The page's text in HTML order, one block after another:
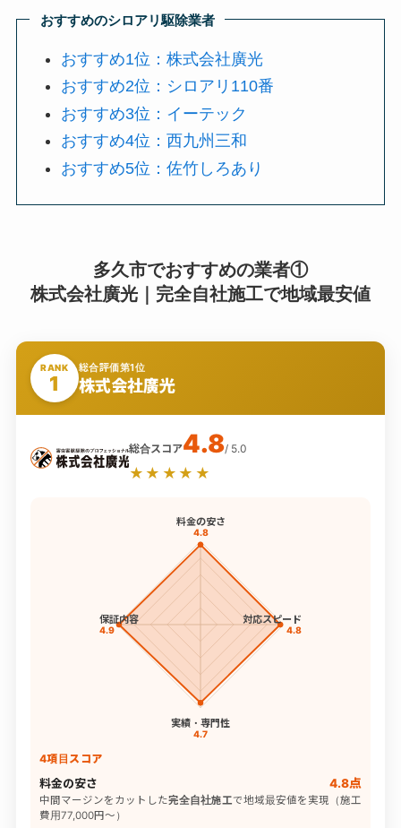
おすすめのシロアリ駆除業者
おすすめ1位：株式会社廣光
おすすめ2位：シロアリ110番
おすすめ3位：イーテック
おすすめ4位：西九州三和
おすすめ5位：佐竹しろあり
多久市でおすすめの業者①
株式会社廣光｜完全自社施工で地域最安値
RANK
1
総合評価第1位
株式会社廣光
総合スコア4.8/ 5.0
★★★★★
料金の安さ
4.8
対応スピード
4.8
実績・専門性
4.7
保証内容
4.9
4項目スコア
料金の安さ 4.8点
中間マージンをカットした完全自社施工で地域最安値を実現（施工
費用77,000円〜）